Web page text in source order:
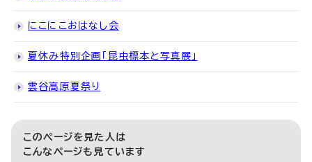
にこにこおはなし会
夏休み特別企画「昆虫標本と写真展」
雲谷高原夏祭り
このページを見た人は
こんなページも見ています